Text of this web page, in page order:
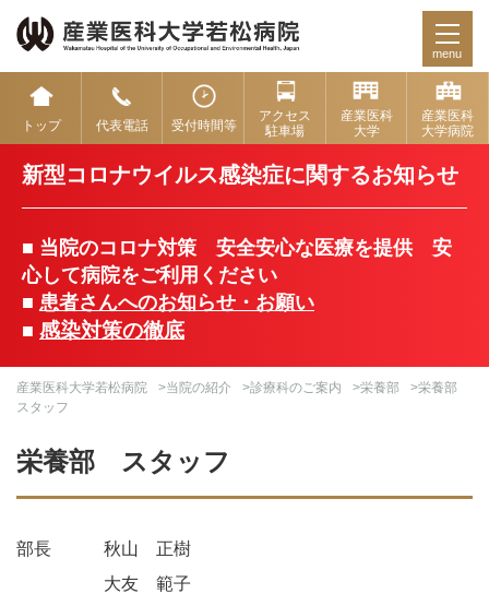
menu
新型コロナウイルス感染症に関するお知らせ
■ 当院のコロナ対策 安全安心な医療を提供 安
心して病院をご利用ください
■ 患者さんへのお知らせ・お願い
■ 感染対策の徹底
トップ 代表電話 受付時間等
アクセス
駐車場
産業医科
大学
産業医科
大学病院
産業医科大学若松病院 >当院の紹介 >診療科のご案内 >栄養部
>栄養部
スタッフ
栄養部 スタッフ
部長 秋山 正樹
大友 範子